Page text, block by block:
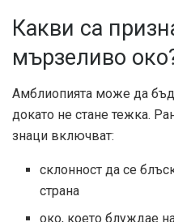
Какви са
мързеливо
Амблиопията може да
докато не стане тежка.
знаци включват:
склонност да се
страна
око, което блуждае